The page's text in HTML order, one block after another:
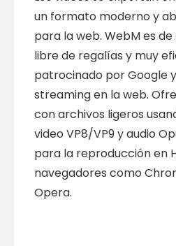
un formato moderno y
para la web. WebM es
libre de regalías y muy
patrocinado por Google
streaming en la web.
con archivos ligeros
video VP8/VP9 y audio
para la reproducción en
navegadores como
Opera.